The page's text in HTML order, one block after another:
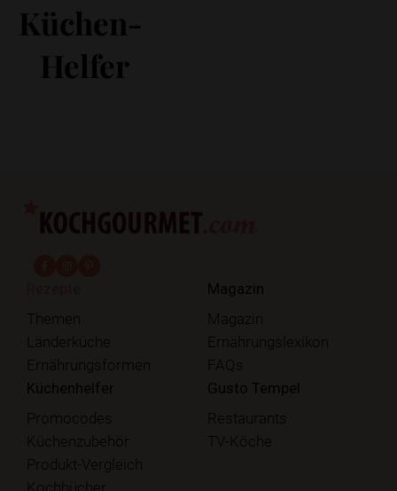
Küchen-
Helfer
Themen
Länderküche
Ernährungsformen
Magazin
Magazin
Ernährungslexikon
FAQs
Küchenhelfer
Promocodes
Küchenzubehör
Produkt-Vergleich
Gusto Tempel
Restaurants
TV-Köche